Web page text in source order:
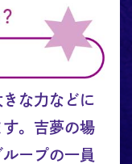
な力などに
。吉夢の場
ープの一員